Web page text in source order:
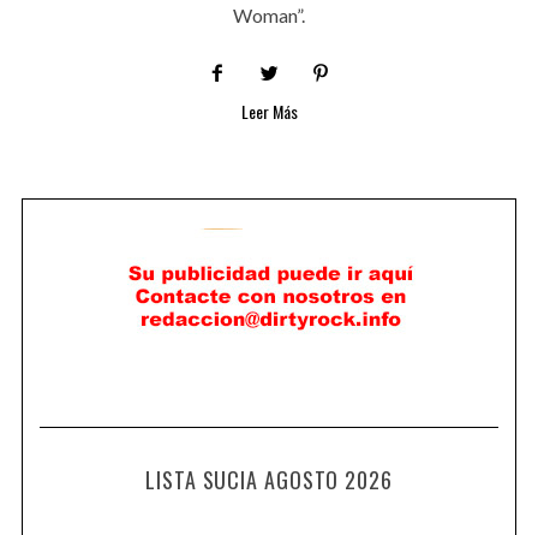
Woman”.
Leer Más
LISTA SUCIA AGOSTO 2026